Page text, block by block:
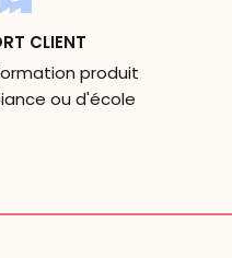
CLIENT
produit
ou d'école